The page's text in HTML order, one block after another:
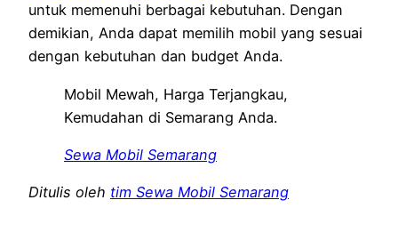
untuk memenuhi berbagai kebutuhan. Dengan
demikian, Anda dapat memilih mobil yang sesuai
dengan kebutuhan dan budget Anda.
Mobil Mewah, Harga Terjangkau,
Kemudahan di Semarang Anda.
Sewa Mobil Semarang
Ditulis oleh tim Sewa Mobil Semarang